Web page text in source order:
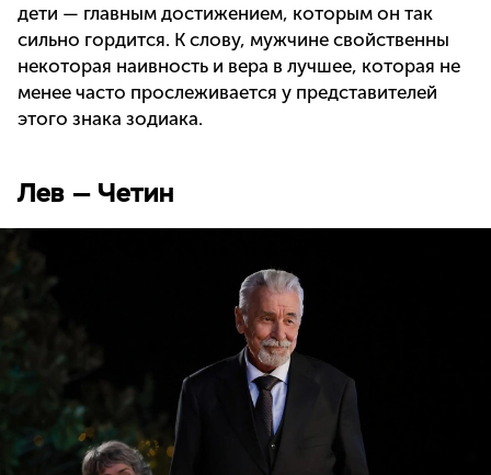
дети — главным достижением, которым он так
сильно гордится. К слову, мужчине свойственны
некоторая наивность и вера в лучшее, которая не
менее часто прослеживается у представителей
этого знака зодиака.
Лев — Четин